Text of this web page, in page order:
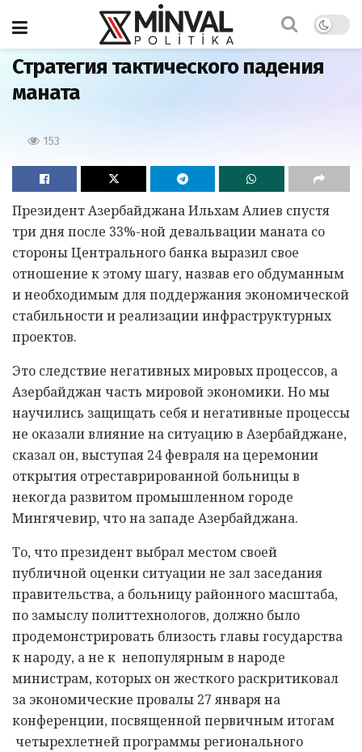
Главная
Стратегия тактического падения
маната
153
Президент Азербайджана Ильхам Алиев спустя
три дня после 33%-ной девальвации маната со
стороны Центрального банка выразил свое
отношение к этому шагу, назвав его обдуманным
и необходимым для поддержания экономической
стабильности и реализации инфраструктурных
проектов.
Это следствие негативных мировых процессов, а
Азербайджан часть мировой экономики. Но мы
научились защищать себя и негативные процессы
не оказали влияние на ситуацию в Азербайджане,
сказал он, выступая 24 февраля на церемонии
открытия отреставрированной больницы в
некогда развитом промышленном городе
Мингячевир, что на западе Азербайджана.
То, что президент выбрал местом своей
публичной оценки ситуации не зал заседания
правительства, а больницу районного масштаба,
по замыслу политтехнологов, должно было
продемонстрировать близость главы государства
к народу, а не к непопулярным в народе
министрам, которых он жесткого раскритиковал
за экономические провалы 27 января на
конференции, посвященной первичным итогам
четырехлетней программы регионального